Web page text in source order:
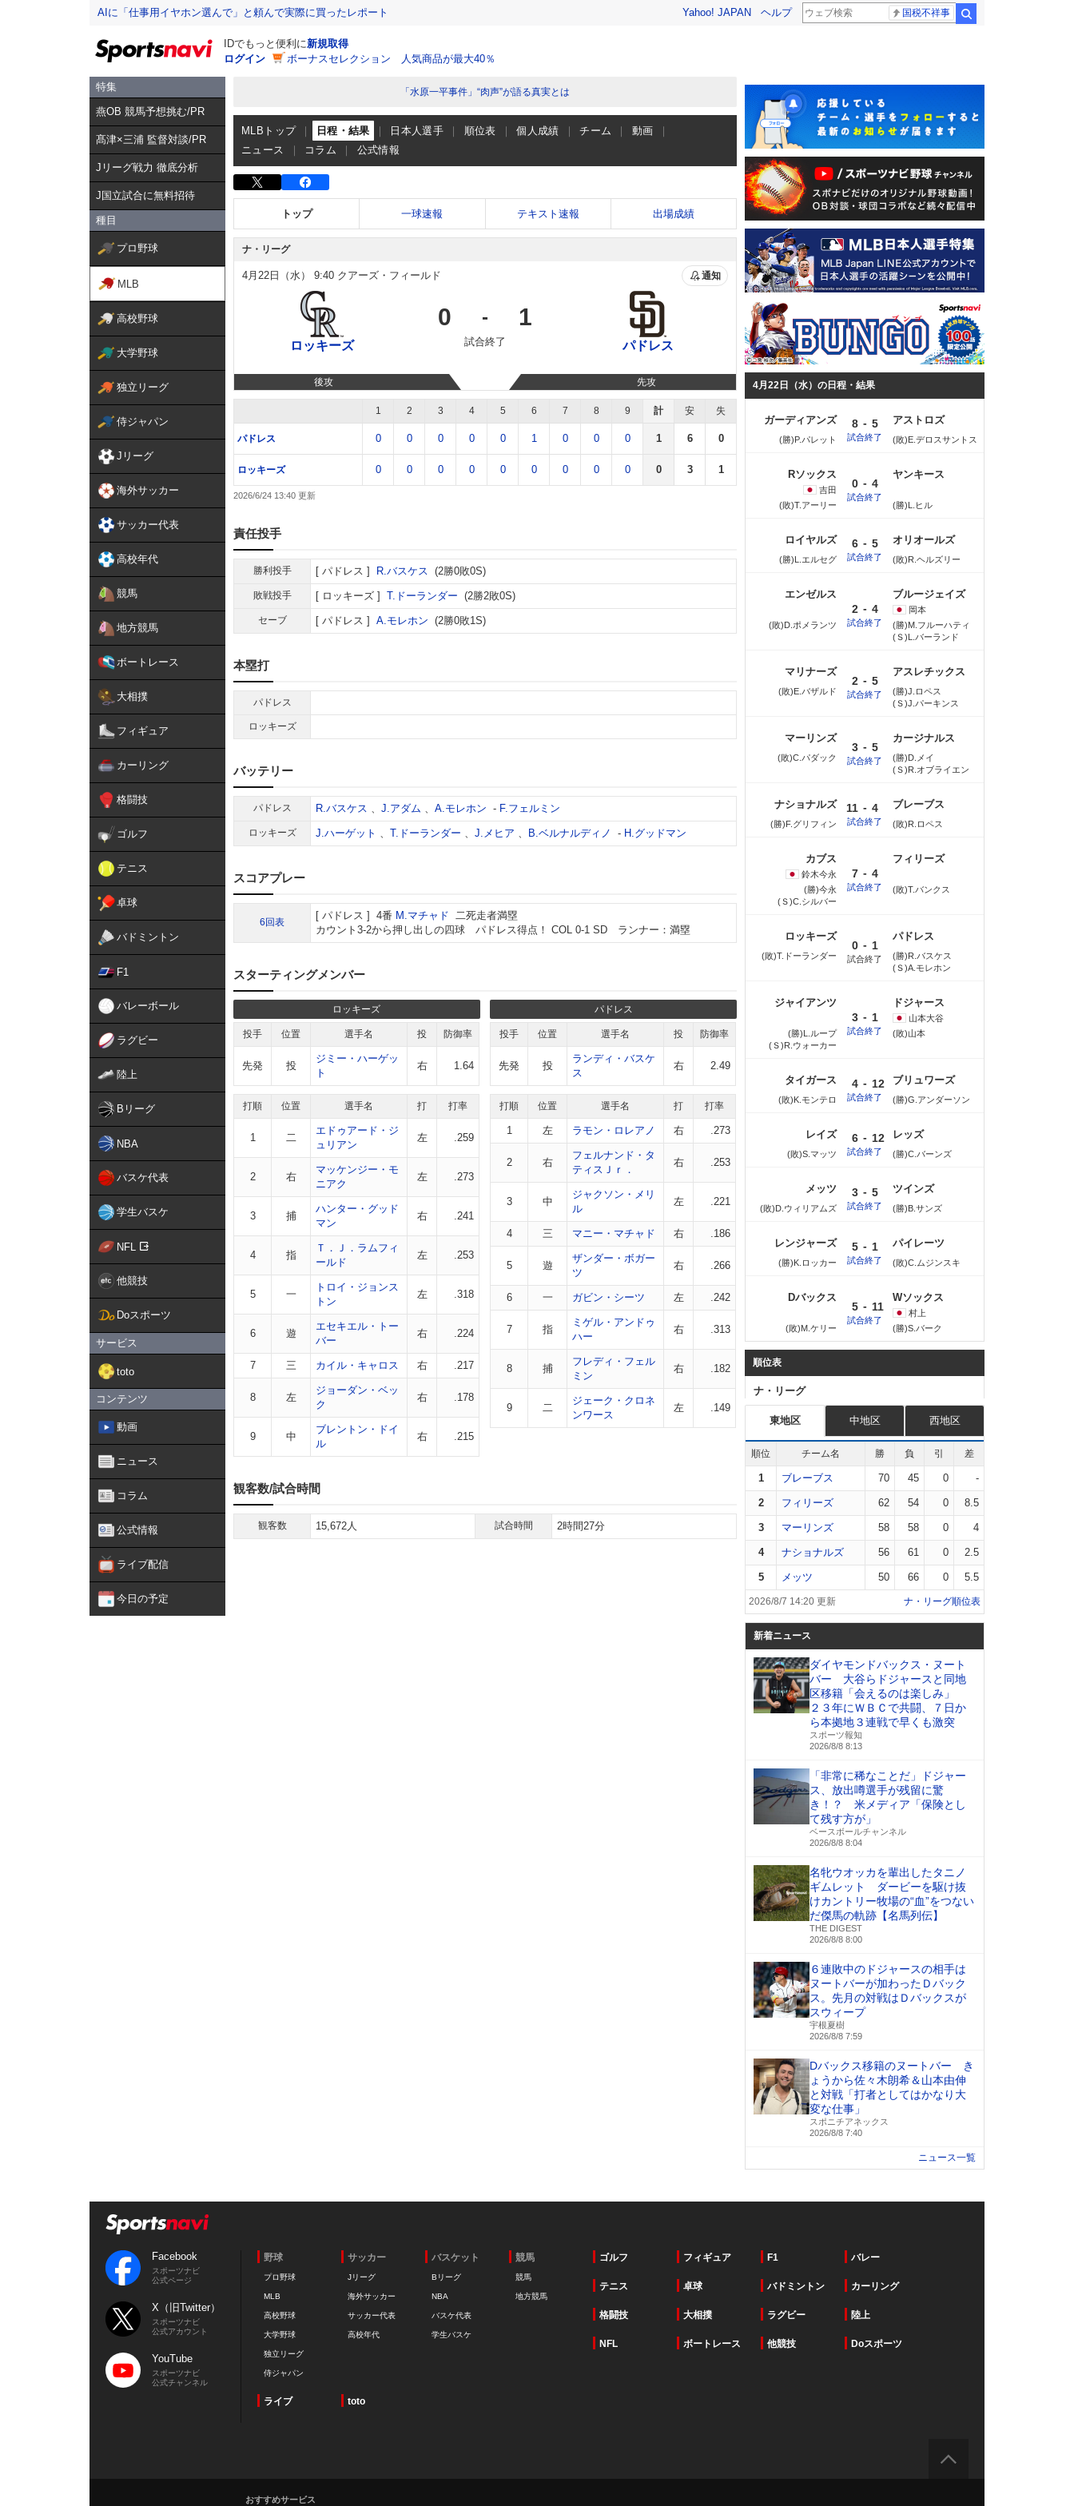
AIに「仕事用イヤホン選んで」と頼んで実際に買ったレポート Yahoo! JAPAN ヘルプ 国税不祥事
IDでもっと便利に新規取得
ログイン
ボーナスセレクション 人気商品が最大40％
特集
燕OB 競馬予想挑む/PR
髙津×三浦 監督対談/PR
Jリーグ戦力 徹底分析
J国立試合に無料招待
種目
プロ野球
MLB
高校野球
大学野球
独立リーグ
侍ジャパン
Jリーグ
海外サッカー
サッカー代表
高校年代
競馬
地方競馬
ボートレース
大相撲
フィギュア
カーリング
格闘技
ゴルフ
テニス
卓球
バドミントン
F1
バレーボール
ラグビー
陸上
Bリーグ
NBA
バスケ代表
学生バスケ
NFL
他競技
Doスポーツ
サービス
toto
コンテンツ
動画
ニュース
コラム
公式情報
ライブ配信
今日の予定
「水原一平事件」“肉声”が語る真実とは
MLBトップ 日程・結果 日本人選手 順位表 個人成績 チーム
動画
ニュース
コラム 公式情報
トップ 一球速報 テキスト速報 出場成績
ナ・リーグ
4月22日（水） 9:40 クアーズ・フィールド 通知
ロッキーズ
0 - 1
試合終了 パドレス
後攻 先攻
1 2 3 4 5 6 7 8 9 計 安 失
パドレス 0 0 0 0 0 1 0 0 0 1 6 0
ロッキーズ 0 0 0 0 0 0 0 0 0 0 3 1
2026/6/24 13:40
責任投手
勝利投手 パドレス R.バスケス (2勝0敗0S)
敗戦投手 ロッキーズ T.ドーランダー (2勝2敗0S)
セーブ パドレス A.モレホン (2勝0敗1S)
本塁打
パドレス
ロッキーズ
バッテリー
パドレス R.バスケス 、 J.アダム 、 A.モレホン - F.フェルミン
ロッキーズ J.ハーゲット 、 T.ドーランダー 、 J.メヒア 、 B.ベルナルディノ - H.グッドマン
スコアプレー
6回表
パドレス 4番 M.マチャド 二死走者満塁
カウント3-2から押し出しの四球 パドレス得点！ COL 0-1 SD ランナー：満塁
スターティングメンバー
ロッキーズ
投手 位置 選手名 投 防御率
先発 投
ジミー・ハーゲッ
ト
右 1.64
打順 位置 選手名 打 打率
1 二
エドゥアード・ジ
ュリアン
左 .259
2 右
マッケンジー・モ
ニアク
左 .273
3 捕
ハンター・グッド
マン
右 .241
4 指
Ｔ．Ｊ．ラムフィ
ールド
左 .253
5 一
トロイ・ジョンス
トン
左 .318
6 遊
エセキエル・トー
バー
右 .224
7 三 カイル・キャロス 右 .217
8 左
ジョーダン・ベッ
ク
右 .178
9 中
ブレントン・ドイ
ル
右 .215
パドレス
投手 位置 選手名 投 防御率
先発 投
ランディ・バスケ
ス
右 2.49
打順 位置 選手名 打 打率
1 左 ラモン・ロレアノ 右 .273
2 右
フェルナンド・タ
ティスＪｒ．
右 .253
3 中
ジャクソン・メリ
ル
左 .221
4 三 マニー・マチャド 右 .186
5 遊
ザンダー・ボガー
ツ
右 .266
6 一 ガビン・シーツ 左 .242
7 指
ミゲル・アンドゥ
ハー
右 .313
8 捕
フレディ・フェル
ミン
右 .182
9 二
ジェーク・クロネ
ンワース
左 .149
観客数/試合時間
観客数 15,672人 試合時間 2時間27分
4月22日（水）の日程・結果
ガーディアンズ
(勝)P.パレット
8 - 5
試合終了
アストロズ
(敗)E.デロスサントス
Rソックス
吉田
(敗)T.アーリー
0 - 4
試合終了
ヤンキース
(勝)L.ヒル
ロイヤルズ
(勝)L.エルセグ
6 - 5
試合終了
オリオールズ
(敗)R.ヘルズリー
エンゼルス
(敗)D.ポメランツ
2 - 4
試合終了
ブルージェイズ
岡本
(勝)M.フルーハティ
(Ｓ)L.バーランド
マリナーズ
(敗)E.バザルド
2 - 5
試合終了
アスレチックス
(勝)J.ロペス
(Ｓ)J.パーキンス
マーリンズ
(敗)C.パダック
3 - 5
試合終了
カージナルス
(勝)D.メイ
(Ｓ)R.オブライエン
ナショナルズ
(勝)F.グリフィン
11 - 4
試合終了
ブレーブス
(敗)R.ロペス
カブス
鈴木今永
(勝)今永
(Ｓ)C.シルバー
7 - 4
試合終了
フィリーズ
(敗)T.バンクス
ロッキーズ
(敗)T.ドーランダー
0 - 1
試合終了
パドレス
(勝)R.バスケス
(Ｓ)A.モレホン
ジャイアンツ
(勝)L.ループ
(Ｓ)R.ウォーカー
3 - 1
試合終了
ドジャース
山本大谷
(敗)山本
タイガース
(敗)K.モンテロ
4 - 12
試合終了
ブリュワーズ
(勝)G.アンダーソン
レイズ
(敗)S.マッツ
6 - 12
試合終了
レッズ
(勝)C.バーンズ
メッツ
(敗)D.ウィリアムズ
3 - 5
試合終了
ツインズ
(勝)B.サンズ
レンジャーズ
(勝)K.ロッカー
5 - 1
試合終了
パイレーツ
(敗)C.ムジンスキ
Dバックス
(敗)M.ケリー
5 - 11
試合終了
Wソックス
村上
(勝)S.バーク
順位表
ナ・リーグ
東地区 中地区 西地区
順位 チーム名 勝 負 引 差
1 ブレーブス 70 45 0 -
2 フィリーズ 62 54 0 8.5
3 マーリンズ 58 58 0 4
4 ナショナルズ 56 61 0 2.5
5 メッツ 50 66 0 5.5
2026/8/7 14:20 更新 ナ・リーグ順位表
新着ニュース
ダイヤモンドバックス・ヌート
バー 大谷らドジャースと同地
区移籍「会えるのは楽しみ」
２３年にＷＢＣで共闘、７日か
ら本拠地３連戦で早くも激突
スポーツ報知
2026/8/8 8:13
「非常に稀なことだ」ドジャー
ス、放出噂選手が残留に驚
き！？ 米メディア「保険とし
て残す方が」
ベースボールチャンネル
2026/8/8 8:04
名牝ウオッカを輩出したタニノ
ギムレット ダービーを駆け抜
けカントリー牧場の“血”をつない
だ傑馬の軌跡【名馬列伝】
THE DIGEST
2026/8/8 8:00
６連敗中のドジャースの相手は
ヌートバーが加わったＤバック
ス。先月の対戦はＤバックスが
スウィープ
宇根夏樹
2026/8/8 7:59
Dバックス移籍のヌートバー き
ょうから佐々木朗希＆山本由伸
と対戦「打者としてはかなり大
変な仕事」
スポニチアネックス
2026/8/8 7:40
ニュース一覧
Facebook
スポーツナビ
公式ページ
X（旧Twitter）
スポーツナビ
公式アカウント
YouTube
スポーツナビ
公式チャンネル
野球
プロ野球
MLB
高校野球
大学野球
独立リーグ
侍ジャパン
サッカー
Jリーグ
海外サッカー
サッカー代表
高校年代
バスケット
Bリーグ
NBA
バスケ代表
学生バスケ
競馬
競馬
地方競馬
ゴルフ フィギュア F1 バレー
テニス 卓球 バドミントン カーリング
格闘技 大相撲 ラグビー 陸上
NFL ボートレース 他競技 Doスポーツ
ライブ toto
おすすめサービス